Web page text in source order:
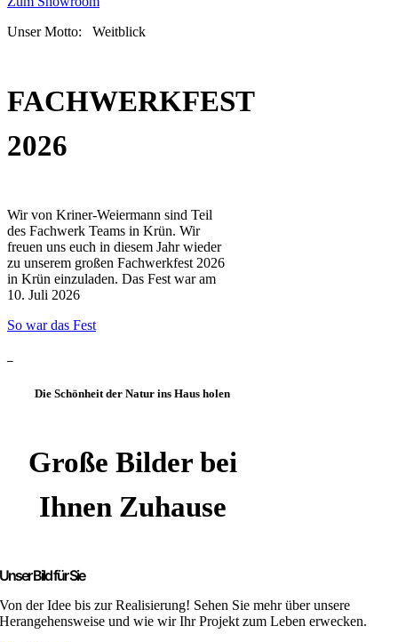
Unser Motto: Weitblick
FACHWERKFEST
2026
Wir von Kriner-Weiermann sind Teil
des Fachwerk Teams in Krün. Wir
freuen uns euch in diesem Jahr wieder
zu unserem großen Fachwerkfest 2026
in Krün einzuladen. Das Fest war am
10. Juli 2026
So war das Fest
–
Die Schönheit der Natur ins Haus holen
Große Bilder bei
Ihnen Zuhause
Unser Bild für Sie
Von der Idee bis zur Realisierung! Sehen Sie mehr über unsere
Herangehensweise und wie wir Ihr Projekt zum Leben erwecken.